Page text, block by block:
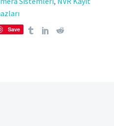
Save